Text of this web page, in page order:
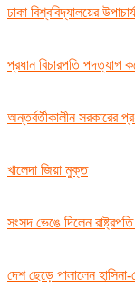
ঢাকা বিশ্ববিদ্যালয়ের
প্রধান বিচারপতি পদত্যাগ
অন্তর্বর্তীকালীন সরকারের
খালেদা জিয়া মুক্ত
সংসদ ভেঙে দিলেন রাষ্ট্রপতি
দেশ ছেড়ে পালালেন হাসিনা-